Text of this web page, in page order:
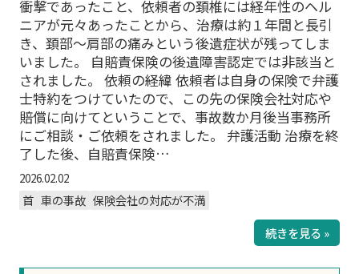
衝撃であったこと、依頼者の頚椎には経年性のヘル
ニアが元々あったことから、治療は約１年間と長引
き、頚部～肩部の痛みという後遺症状が残ってしま
いました。 自賠責保険の後遺障害認定では非該当と
されました。 依頼の経緯 依頼者は自身の保険で弁護
士特約をつけていたので、この先の保険会社対応や
賠償に向けてということで、事故数か月後当事務所
にご相談・ご依頼をされました。 弁護活動 治療を終
了した後、自賠責保険…
2026.02.02
首 車の事故 保険会社の対応が不満
続きを見る »